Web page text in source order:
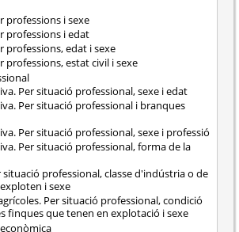
professions i sexe
professions i edat
professions, edat i sexe
professions, estat civil i sexe
Per situació professional, sexe i edat
Per situació professional i branques
Per situació professional, sexe i professió
Per situació professional, forma de la
situació professional, classe d'indústria o de
i sexe
Per situació professional, condició
finques que tenen en explotació i sexe